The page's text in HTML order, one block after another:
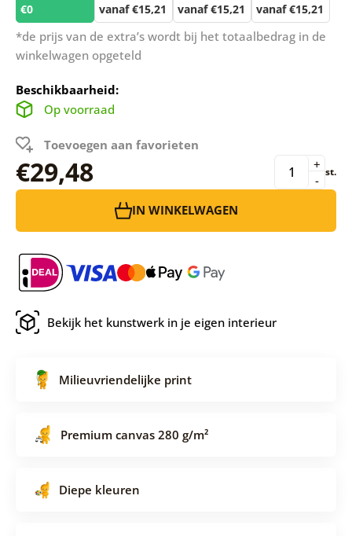
€0 vanaf €15,21 vanaf €15,21 vanaf €15,21
*de prijs van de extra’s wordt bij het totaalbedrag in de
winkelwagen opgeteld
Beschikbaarheid:
Op voorraad
Toevoegen aan favorieten
€29,48 -
+ st.
IN WINKELWAGEN
Bekijk het kunstwerk in je eigen interieur
Milieuvriendelijke print
Premium canvas 280 g/m²
Diepe kleuren